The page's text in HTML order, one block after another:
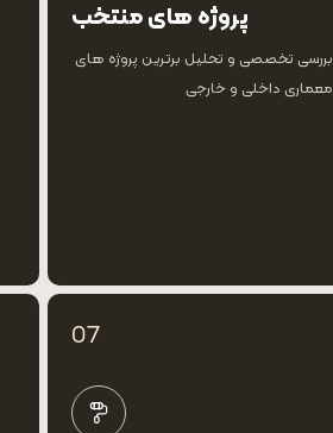
پروژه های منتخب
بررسی تخصصی و تحلیل برترین پروژه های
معماری داخلی و خارجی
07